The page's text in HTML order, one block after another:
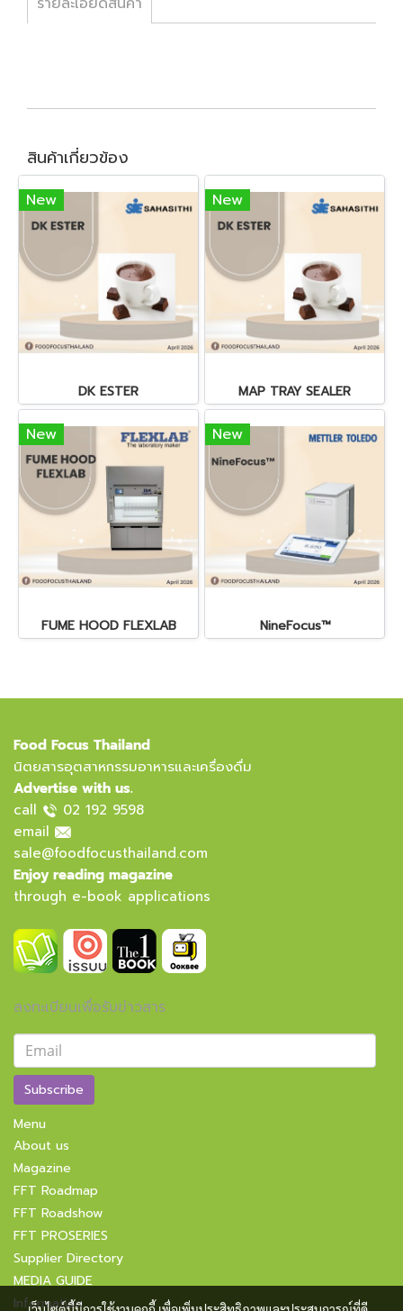
สินค้าเกี่ยวข้อง
New
DK ESTER
New
MAP TRAY SEALER
New
FUME HOOD FLEXLAB
New
NineFocus™
Food Focus Thailand
นิตยสารอุตสาหกรรมอาหารและเครื่องดื่ม
Advertise with us.
call
02 192 9598
email
sale@foodfocusthailand.com
Enjoy reading magazine
through e-book applications
ลงทะเบียนเพื่อรับข่าวสาร
Subscribe
Menu
About us
Magazine
FFT Roadmap
FFT Roadshow
FFT PROSERIES
Supplier Directory
MEDIA GUIDE
Information